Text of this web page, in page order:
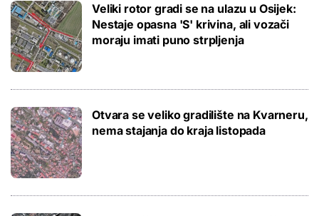
Veliki rotor gradi se na ulazu u Osijek:
Nestaje opasna 'S' krivina, ali vozači
moraju imati puno strpljenja
Otvara se veliko gradilište na Kvarneru,
nema stajanja do kraja listopada